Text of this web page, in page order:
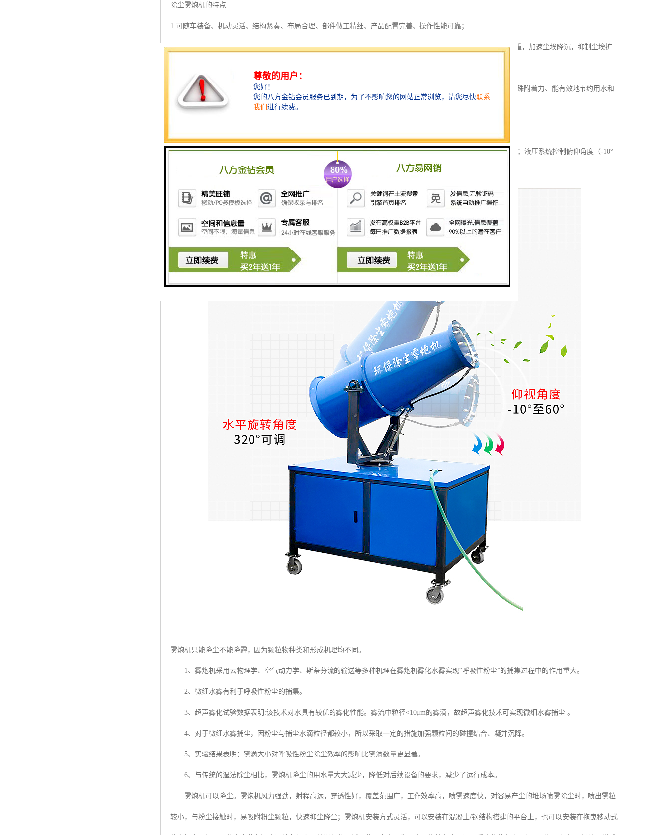
除尘雾炮机的特点:
1.可随车装备、机动灵活、结构紧奏、布局合理、部件做工精细、产品配置完善、操作性能可靠；
2。射程远、覆盖面积大、所喷射水雾颗粒细小、与空气中的尘埃接触迅速，并形成一种潮湿雾状体，加重尘埃自重，加速尘埃降沉，抑制尘埃扩
3.适用范围广、工作效率高、车载式可边行驶边喷雾（根据型号选择）、喷雾速度快、对尘埃有较强的穿透力和雾珠附着力、能有效地节约用水和
减少环境污染；
5.微机控制净化器可实现自动水平旋转±180（在此范围内角度可根据用户要求进行调整），喷雾方便、覆盖面积大；液压系统控制俯仰角度（-10°
～55°），可方便调整喷雾高度。
雾炮机只能降尘不能降霾，因为颗粒物种类和形成机理均不同。
1、雾炮机采用云物理学、空气动力学、斯蒂芬流的输送等多种机理在雾炮机雾化水雾实现“呼吸性粉尘”的捕集过程中的作用重大。
2、微细水雾有利于呼吸性粉尘的捕集。
3、超声雾化试验数据表明:该技术对水具有较优的雾化性能。雾流中粒径<10μm的雾滴，故超声雾化技术可实现微细水雾捕尘 。
4、对于微细水雾捕尘，因粉尘与捕尘水滴粒径都较小，所以采取一定的措施加强颗粒间的碰撞结合、凝并沉降。
5、实验结果表明：雾滴大小对呼吸性粉尘除尘效率的影响比雾滴数量更显著。
6、与传统的湿法除尘相比，雾炮机降尘的用水量大大减少，降低对后续设备的要求，减少了运行成本。
雾炮机可以降尘。雾炮机风力强劲，射程高远，穿透性好，覆盖范围广，工作效率高，喷雾速度快，对容易产尘的堆场喷雾除尘时，喷出雾粒
较小，与粉尘接触时，易吸附粉尘颗粒，快速抑尘降尘；雾炮机安装方式灵活，可以安装在混凝土/钢结构搭建的平台上，也可以安装在拖曳移动式